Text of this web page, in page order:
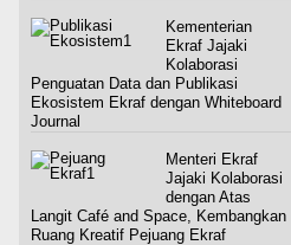
Kementerian
Ekraf Jajaki
Kolaborasi
Penguatan Data dan Publikasi
Ekosistem Ekraf dengan Whiteboard
Journal
Menteri Ekraf
Jajaki Kolaborasi
dengan Atas
Langit Café and Space, Kembangkan
Ruang Kreatif Pejuang Ekraf